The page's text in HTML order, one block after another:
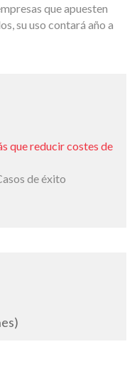
que apuesten
su uso contará año a
que reducir costes de
de éxito